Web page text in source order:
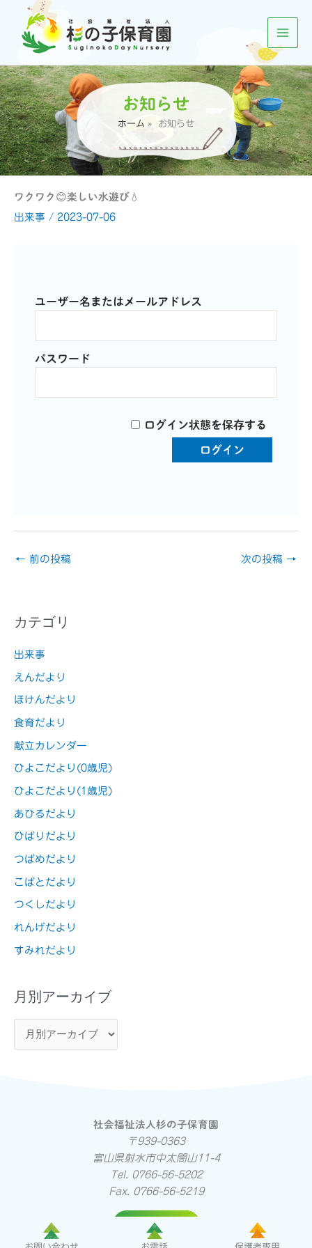
キ
ッ
プ
お知らせ
ホーム お知らせ
ワクワク😊楽しい水遊び💧
出来事 / 2023-07-06
ユーザー名またはメールアドレス
パスワード
ログイン状態を保存する
← 前の投稿 次の投稿 →
カテゴリ
出来事
えんだより
ほけんだより
食育だより
献立カレンダー
ひよこだより(0歳児)
ひよこだより(1歳児)
あひるだより
ひばりだより
つばめだより
こばとだより
つくしだより
れんげだより
すみれだより
月別アーカイブ
社会福祉法人杉の子保育園
〒939-0363
富山県射水市中太閤山11-4
Tel. 0766-56-5202
Fax. 0766-56-5219
ホーム